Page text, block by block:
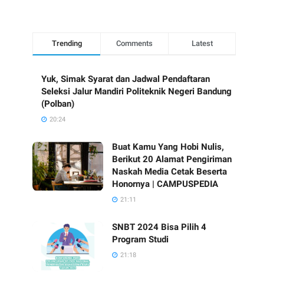
Trending Comments Latest
Yuk, Simak Syarat dan Jadwal Pendaftaran
Seleksi Jalur Mandiri Politeknik Negeri Bandung
(Polban)
20:24
Buat Kamu Yang Hobi Nulis,
Berikut 20 Alamat Pengiriman
Naskah Media Cetak Beserta
Honornya | CAMPUSPEDIA
21:11
SNBT 2024 Bisa Pilih 4
Program Studi
21:18